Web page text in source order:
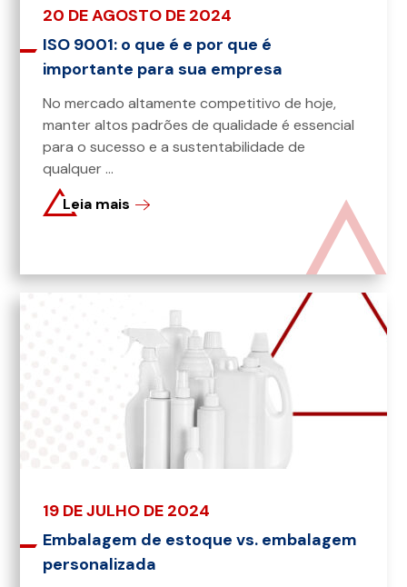
20 DE AGOSTO DE 2024
ISO 9001: o que é e por que é
importante para sua empresa
No mercado altamente competitivo de hoje,
manter altos padrões de qualidade é essencial
para o sucesso e a sustentabilidade de
qualquer ...
Leia mais
19 DE JULHO DE 2024
Embalagem de estoque vs. embalagem
personalizada